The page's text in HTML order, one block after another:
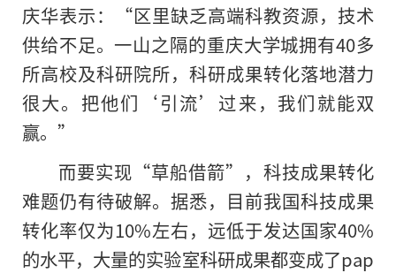
庆华表示：“区里缺乏高端科教资源，技术
供给不足。一山之隔的重庆大学城拥有40多
所高校及科研院所，科研成果转化落地潜力
很大。把他们‘引流’过来，我们就能双
赢。”
而要实现“草船借箭”，科技成果转化
难题仍有待破解。据悉，目前我国科技成果
转化率仅为10%左右，远低于发达国家40%
的水平，大量的实验室科研成果都变成了pap